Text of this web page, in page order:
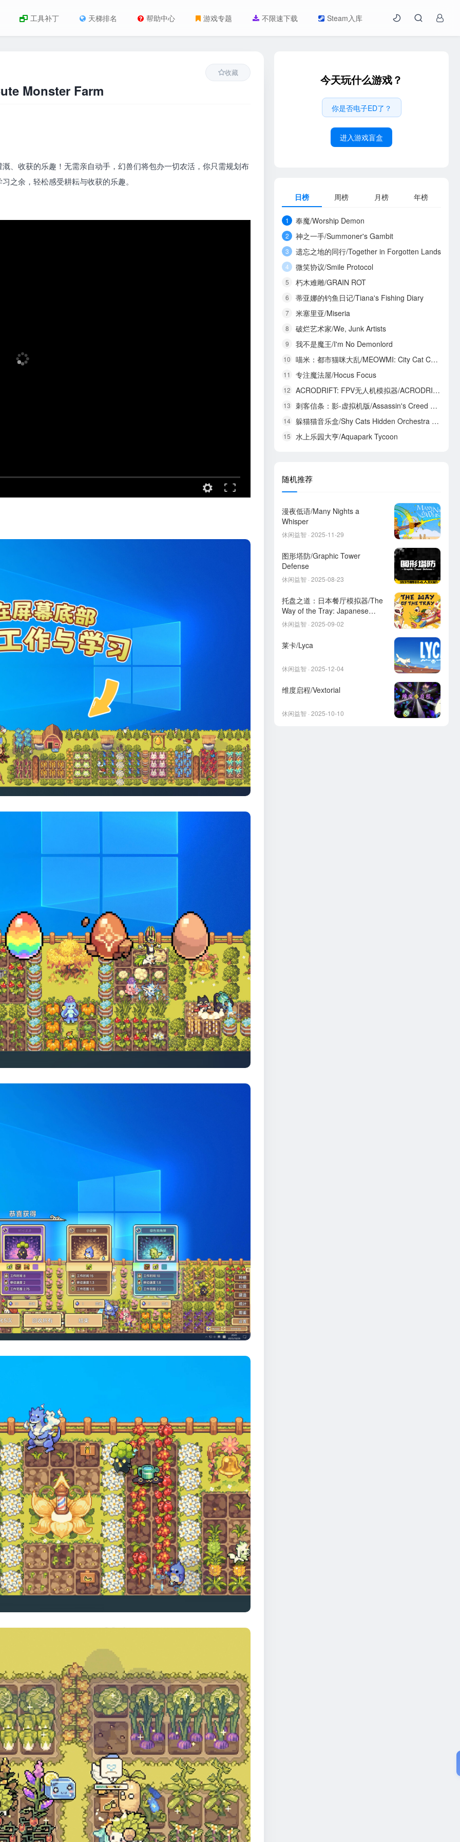
工具补丁 天梯排名 帮助中心 游戏专题 不限速下载 Steam入库
Monster Farm
收藏
、收获的乐趣！无需亲自动手，幻兽们将包办一切农活，你只需规划布
之余，轻松感受耕耘与收获的乐趣。
今天玩什么游戏？
你是否电子ED了？
进入游戏盲盒
日榜 周榜 月榜 年榜
1 奉魔/Worship Demon
2 神之一手/Summoner's Gambit
3 遗忘之地的同行/Together in Forgotten Lands
4 微笑协议/Smile Protocol
5 朽木难雕/GRAIN ROT
6 蒂亚娜的钓鱼日记/Tiana's Fishing Diary
7 米塞里亚/Miseria
8 破烂艺术家/We, Junk Artists
9 我不是魔王/I'm No Demonlord
10 喵米：都市猫咪大乱/MEOWMI: City Cat Chaos
11 专注魔法屋/Hocus Focus
12 ACRODRIFT: FPV无人机模拟器/ACRODRIFT: FPV Drone Simulator
13 刺客信条：影-虚拟机版/Assassin's Creed Shadows HYPERVISOR
14 躲猫猫音乐盒/Shy Cats Hidden Orchestra 2 - The Return
15 水上乐园大亨/Aquapark Tycoon
随机推荐
漫夜低语/Many Nights a
Whisper
休闲益智 · 2025-11-29
图形塔防/Graphic Tower
Defense
休闲益智 · 2025-08-23
托盘之道：日本餐厅模拟器/The
Way of the Tray: Japanese
Restaurant Simulator
休闲益智 · 2025-09-02
莱卡/Lyca
休闲益智 · 2025-12-04
维度启程/Vextorial
休闲益智 · 2025-10-10